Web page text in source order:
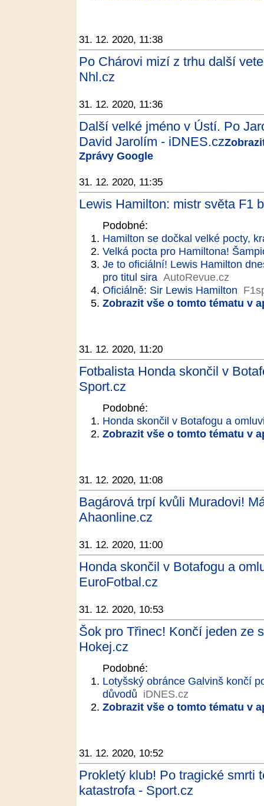
31. 12. 2020, 11:38
Po Chárovi mizí z trhu další
Nhl.cz
31. 12. 2020, 11:36
Další velké jméno v Ústí. Po
David Jarolím - iDNES.cz
Zprávy Google
31. 12. 2020, 11:35
Lewis Hamilton: mistr světa F1
Podobné:
Hamilton se dočkal velké pocty,
Velká pocta pro Hamiltona!
Je to oficiální! Lewis Hamilton
pro titul sira AutoRevue.cz
Oficiálně: Sir Lewis Hamilton
Zobrazit vše o tomto tématu v
31. 12. 2020, 11:20
Fotbalista Honda skončil v
Sport.cz
Podobné:
Honda skončil v Botafogu a
Zobrazit vše o tomto tématu v
31. 12. 2020, 11:08
Bagárová trpí kvůli Muradovi!
Ahaonline.cz
31. 12. 2020, 11:00
Honda skončil v Botafogu a
EuroFotbal.cz
31. 12. 2020, 10:53
Šok pro Třinec! Končí jeden ze
Hokej.cz
Podobné:
Lotyšský obránce Galvinš končí
důvodů iDNES.cz
Zobrazit vše o tomto tématu v
31. 12. 2020, 10:52
Prokletý klub! Po tragické smrti
katastrofa - Sport.cz